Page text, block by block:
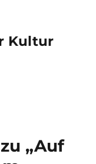
Kultur
„Auf